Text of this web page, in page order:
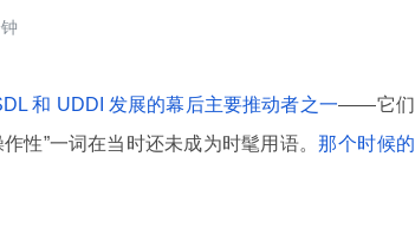
和 UDDI 发展的幕后主要推动者之一——它们
性”一词在当时还未成为时髦用语。 那个时候的